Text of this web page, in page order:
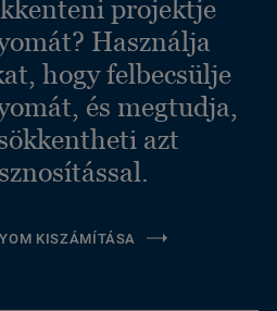
projektje
Használja
hogy felbecsülje
és megtudja,
azt
KISZÁMÍTÁSA